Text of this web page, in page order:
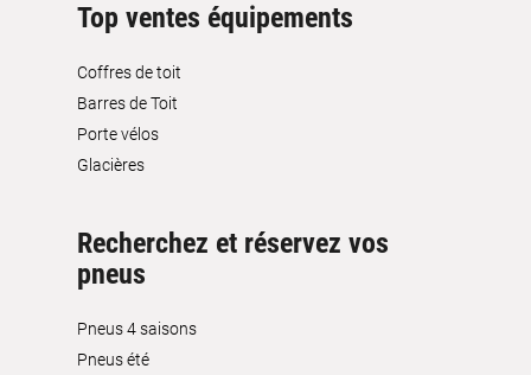
Top ventes équipements
Coffres de toit
Barres de Toit
Porte vélos
Glacières
Recherchez et réservez vos
pneus
Pneus 4 saisons
Pneus été